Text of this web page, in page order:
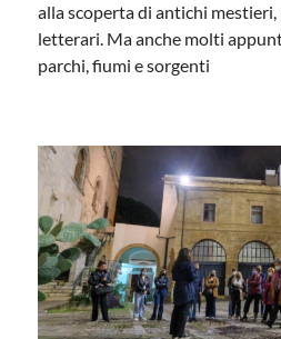
alla scoperta di antichi
letterari. Ma anche molti
parchi, fiumi e sorgenti